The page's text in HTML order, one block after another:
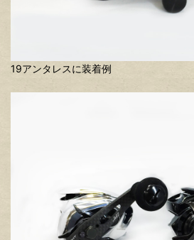
19アンタレスに装着例